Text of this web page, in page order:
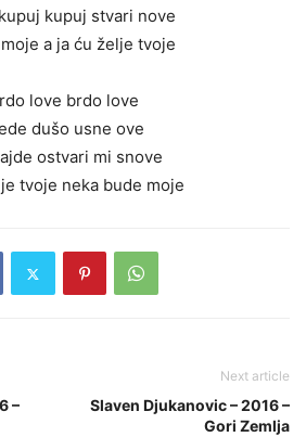
kupuj stvari nove
a ja ću želje tvoje
love brdo love
dušo usne ove
ostvari mi snove
tvoje neka bude moje
–
Next article
Slaven Djukanovic – 2016 –
Gori Zemlja